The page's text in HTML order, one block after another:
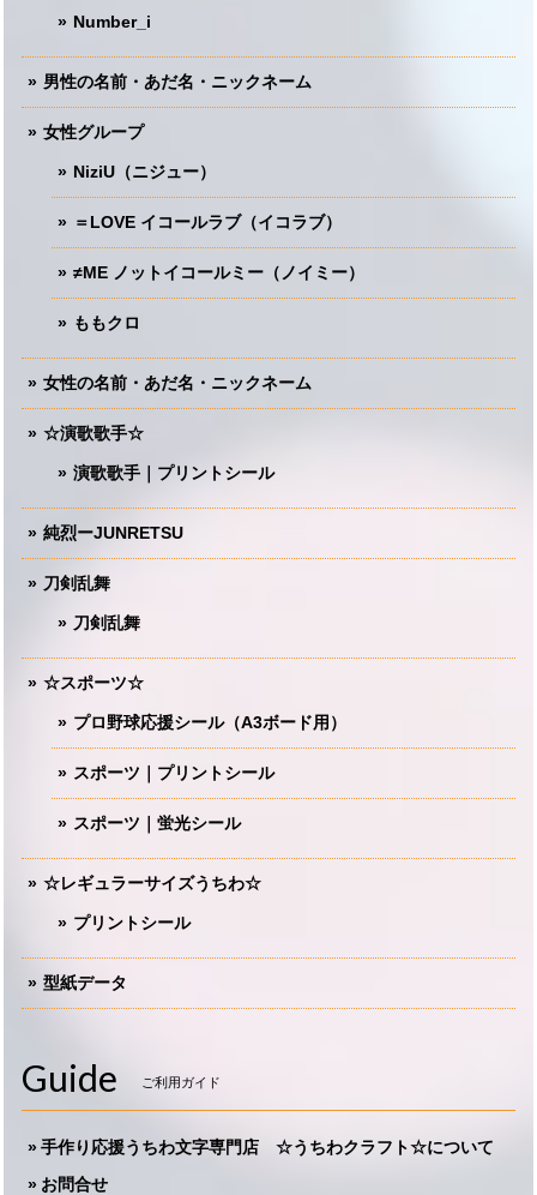
Number_i
男性の名前・あだ名・ニックネーム
女性グループ
NiziU（ニジュー）
＝LOVE イコールラブ（イコラブ）
≠ME ノットイコールミー（ノイミー）
ももクロ
女性の名前・あだ名・ニックネーム
☆演歌歌手☆
演歌歌手｜プリントシール
純烈ーJUNRETSU
刀剣乱舞
刀剣乱舞
☆スポーツ☆
プロ野球応援シール（A3ボード用）
スポーツ｜プリントシール
スポーツ｜蛍光シール
☆レギュラーサイズうちわ☆
プリントシール
型紙データ
Guide ご利用ガイド
手作り応援うちわ文字専門店 ☆うちわクラフト☆について
お問合せ